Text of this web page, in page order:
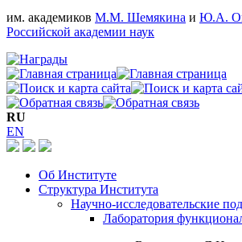
им. академиков М.М. Шемякина и Ю.А.
Российской академии наук
RU
EN
Об Институте
Структура Института
Научно-исследовательские
Лаборатория